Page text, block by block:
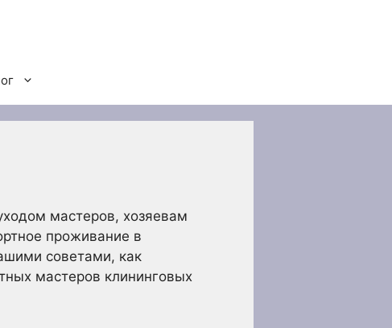
мастеров, хозяевам
проживание в
советами, как
мастеров клининговых